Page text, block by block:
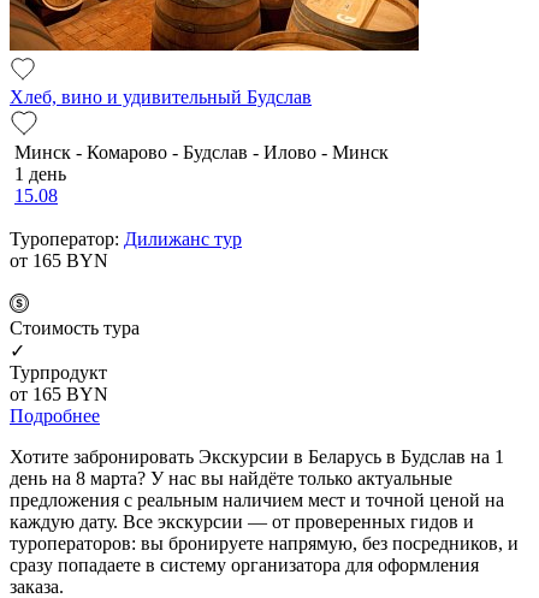
Хлеб, вино и удивительный Будслав
Минск - Комарово - Будслав - Илово - Минск
1 день
15.08
Туроператор: Дилижанс тур
от 165 BYN
Cтоимость тура
✓
Турпродукт
от 165 BYN
Подробнее
Хотите забронировать Экскурсии в Беларусь в Будслав на 1
день на 8 марта? У нас вы найдёте только актуальные
предложения с реальным наличием мест и точной ценой на
каждую дату. Все экскурсии — от проверенных гидов и
туроператоров: вы бронируете напрямую, без посредников, и
сразу попадаете в систему организатора для оформления
заказа.